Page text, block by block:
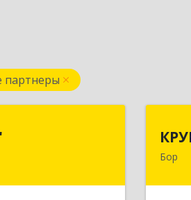
партнеры
Бор